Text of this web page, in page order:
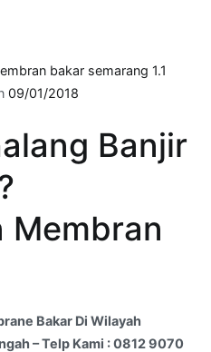
bakar semarang 1.1
09/01/2018
Banjir
Membran
Bakar Di Wilayah
– Telp Kami : 0812 9070